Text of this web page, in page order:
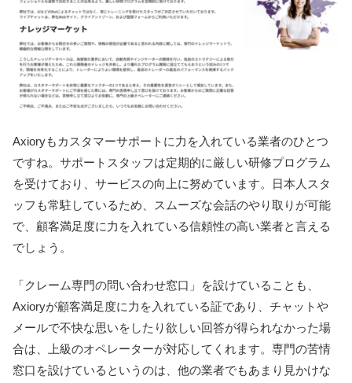
Axioryもカスタマーサポートに力を入れている業者のひとつ
ですね。サポートスタッフは定期的に厳しい研修プログラム
を受けており、サービスの向上に努めています。日本人スタ
ッフも常駐しているため、スムーズな会話のやり取りが可能
で、顧客満足度に力を入れている信頼性の高い業者と言える
でしょう。
「クレーム専門の問い合わせ窓口」を設けていることも、
Axioryが顧客満足度に力を入れている証であり、チャットや
メールで不快な思いをしたり欲しい回答が得られなかった場
合は、上級のオペレーターが対応してくれます。専門の苦情
窓口を設けているというのは、他の業者でもあまり見かけな